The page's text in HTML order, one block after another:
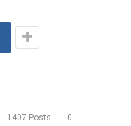
1407 Posts 0